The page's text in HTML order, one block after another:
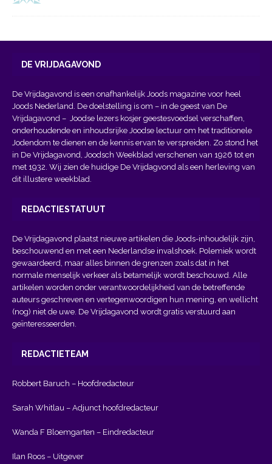
DE VRIJDAGAVOND
De Vrijdagavond is een onafhankelijk Joods magazine voor heel
Joods Nederland. De doelstelling is om – in de geest van De
Vrijdagavond – Joodse lezers kosjer geestesvoedsel verschaffen,
onderhoudende en inhoudsrijke Joodse lectuur om het traditionele
Jodendom te dienen en de kennis ervan te verspreiden. Zo stond het
in De Vrijdagavond, Joodsch Weekblad verschenen van 1926 tot en
met 1932. Wij zien de huidige De Vrijdagvond als een herleving van
dit illustere weekblad.
REDACTIESTATUUT
De Vrijdagavond plaatst nieuwe artikelen die Joods-inhoudelijk zijn,
beschouwend en met een Nederlandse invalshoek. Polemiek wordt
gewaardeerd, maar alles binnen de grenzen zoals dat in het
normale menselijk verkeer als betamelijk wordt beschouwd. Alle
artikelen worden onder verantwoordelijkheid van de betreffende
auteurs geschreven en vertegenwoordigen hun mening, en wellicht
(nog) niet de uwe. De Vrijdagavond wordt gratis verstuurd aan
geïnteresseerden.
REDACTIETEAM
Robbert Baruch – Hoofdredacteur
Sarah Whitlau – Adjunct hoofdredacteur
Wanda F Bloemgarten – Eindredacteur
Ilan Roos – Uitgever